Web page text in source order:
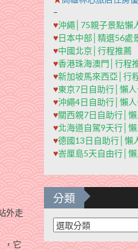
外走
，它
–
♥沖繩│75親子景點懶
♥日本中部│精選56處
♥中國北京│行程推薦
♥香港珠海澳門│行程
♥新加坡馬來西亞│行
♥東京7日自助行│懶
♥沖繩4日自助行│懶
♥關西親7日自助行│
♥北海道自駕9天行│
♥德國13日自助行│懶
♥峇厘島5天自由行│
分類
分
類